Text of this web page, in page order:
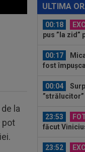
la
pot
ULTIMA
carierei
00:18
pus ”la zid”
00:17
fost
00:04
23:53
făcut
23:52